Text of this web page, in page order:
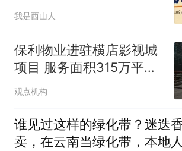
我是西山人
保利物业进驻横店影视城
项目 服务面积315万平方
米
观点机构
谁见过这样的绿化带？迷迭
卖，在云南当绿化带，本地